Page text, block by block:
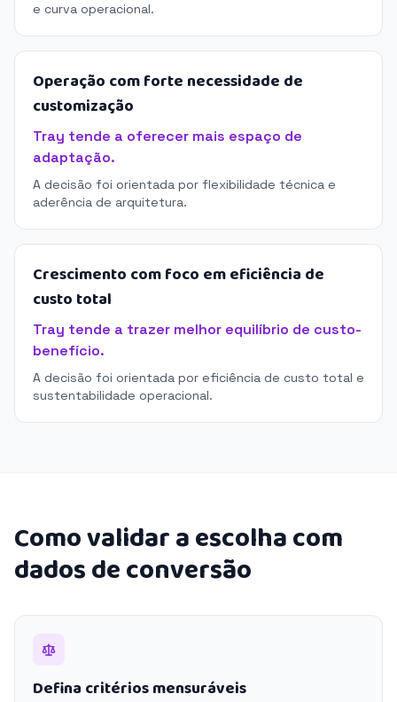
e curva operacional.
Operação com forte necessidade de
customização
Tray tende a oferecer mais espaço de
adaptação.
A decisão foi orientada por flexibilidade técnica e
aderência de arquitetura.
Crescimento com foco em eficiência de
custo total
Tray tende a trazer melhor equilíbrio de custo-
benefício.
A decisão foi orientada por eficiência de custo total e
sustentabilidade operacional.
Como validar a escolha com
dados de conversão
Defina critérios mensuráveis